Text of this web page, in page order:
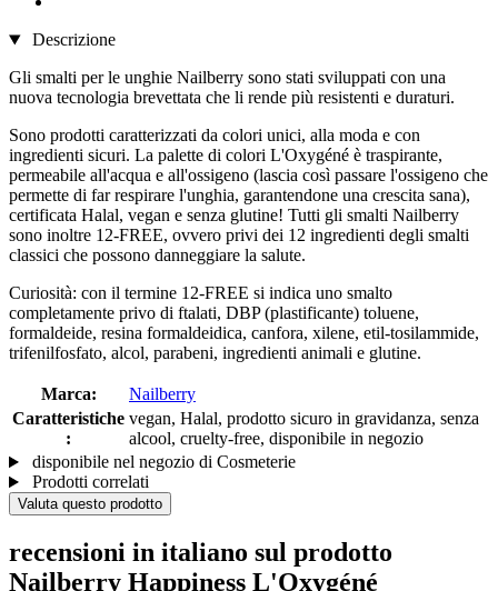
Descrizione
Gli smalti per le unghie Nailberry sono stati sviluppati con una
nuova tecnologia brevettata che li rende più resistenti e duraturi.
Sono prodotti caratterizzati da colori unici, alla moda e con
ingredienti sicuri. La palette di colori L'Oxygéné è traspirante,
permeabile all'acqua e all'ossigeno (lascia così passare l'ossigeno che
permette di far respirare l'unghia, garantendone una crescita sana),
certificata Halal, vegan e senza glutine! Tutti gli smalti Nailberry
sono inoltre 12-FREE, ovvero privi dei 12 ingredienti degli smalti
classici che possono danneggiare la salute.
Curiosità: con il termine 12-FREE si indica uno smalto
completamente privo di ftalati, DBP (plastificante) toluene,
formaldeide, resina formaldeidica, canfora, xilene, etil-tosilammide,
trifenilfosfato, alcol, parabeni, ingredienti animali e glutine.
Marca:
Nailberry
Caratteristiche
:
vegan, Halal, prodotto sicuro in gravidanza, senza
alcool, cruelty-free, disponibile in negozio
disponibile nel negozio di Cosmeterie
Prodotti correlati
Valuta questo prodotto
recensioni in italiano sul prodotto
Nailberry Happiness L'Oxygéné